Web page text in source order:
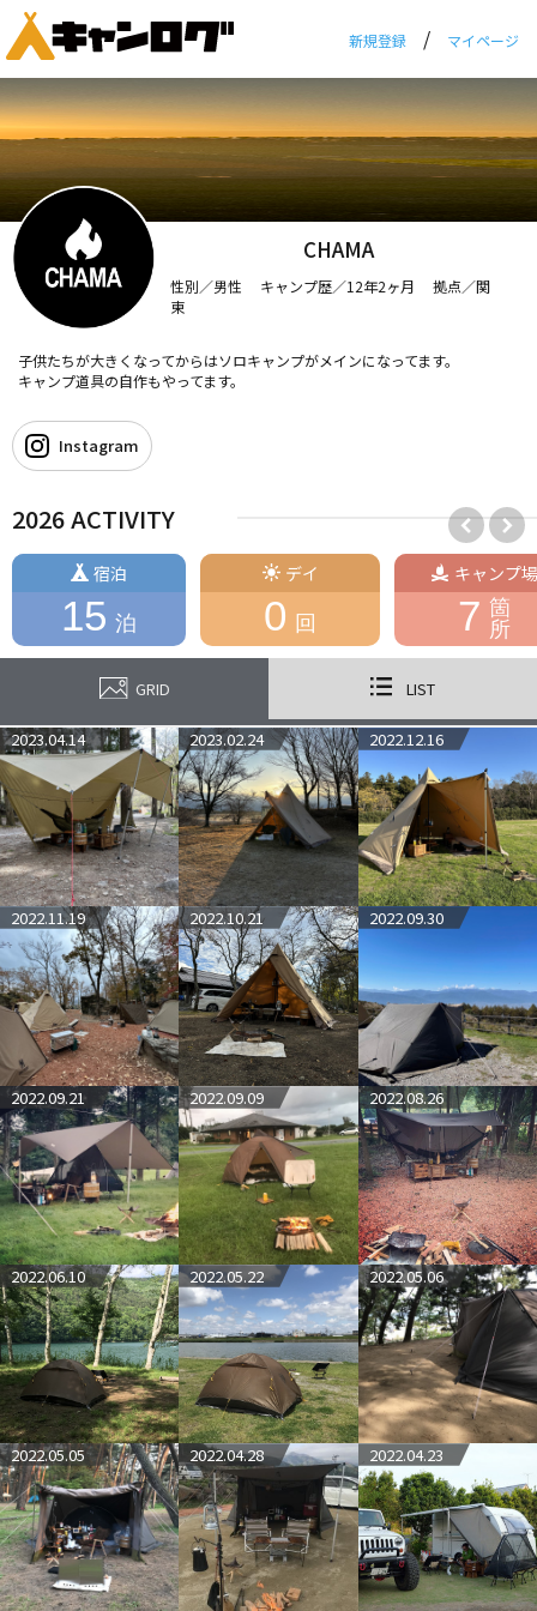
新規登録 / マイページ
CHAMA
性別／男性 キャンプ歴／12年2ヶ月 拠点／関
東
子供たちが大きくなってからはソロキャンプがメインになってます。
キャンプ道具の自作もやってます。
Instagram
2026 ACTIVITY
宿泊
15 泊
デイ
0 回
キャンプ場
7 箇
所
GRID LIST
2023.04.14 2023.02.24 2022.12.16
2022.11.19 2022.10.21 2022.09.30
2022.09.21 2022.09.09 2022.08.26
2022.06.10 2022.05.22 2022.05.06
2022.05.05 2022.04.28 2022.04.23